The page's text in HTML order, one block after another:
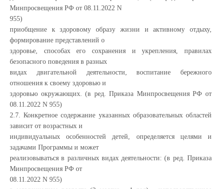
Минпросвещения РФ от 08.11.2022 N
955)
приобщение к здоровому образу жизни и активному отдыху,
формирование представлений о
здоровье, способах его сохранения и укрепления, правилах
безопасного поведения в разных
видах двигательной деятельности, воспитание бережного
отношения к своему здоровью и
здоровью окружающих. (в ред. Приказа Минпросвещения РФ от
08.11.2022 N 955)
2.7. Конкретное содержание указанных образовательных областей
зависит от возрастных и
индивидуальных особенностей детей, определяется целями и
задачами Программы и может
реализовываться в различных видах деятельности: (в ред. Приказа
Минпросвещения РФ от
08.11.2022 N 955)